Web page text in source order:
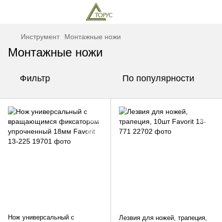
Инструмент Монтажные ножи
Монтажные ножи
Фильтр По популярности
Нож универсальный с
Лезвия для ножей, трапеция,